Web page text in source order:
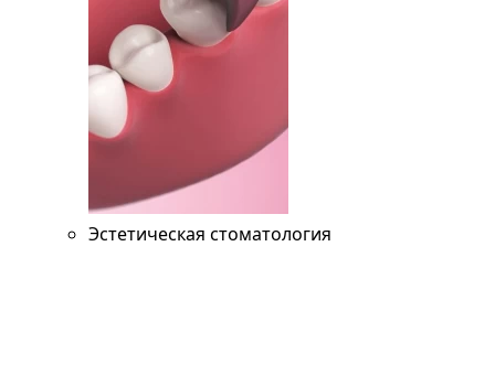
Эстетическая стоматология